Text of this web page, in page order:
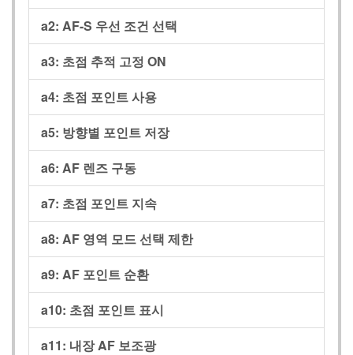
a2: AF-S 우선 조건 선택
a3: 초점 추적 고정 ON
a4: 초점 포인트 사용
a5: 방향별 포인트 저장
a6: AF 렌즈 구동
a7: 초점 포인트 지속
a8: AF 영역 모드 선택 제한
a9: AF 포인트 순환
a10: 초점 포인트 표시
a11: 내장 AF 보조광